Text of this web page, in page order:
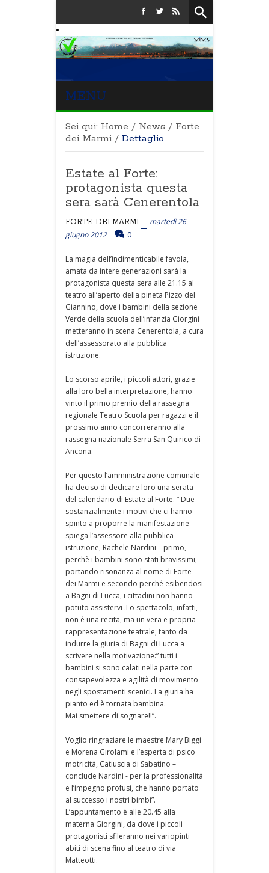
MENU
Sei qui: Home / News / Forte
dei Marmi / Dettaglio
Estate al Forte:
protagonista questa
sera sarà Cenerentola
FORTE DEI MARMI
martedì 26
giugno 2012
0
La magia dell’indimenticabile favola,
amata da intere generazioni sarà la
protagonista questa sera alle 21.15 al
teatro all’aperto della pineta Pizzo del
Giannino, dove i bambini della sezione
Verde della scuola dell’infanzia Giorgini
metteranno in scena Cenerentola, a cura
dell’assessorato alla pubblica
istruzione.
Lo scorso aprile, i piccoli attori, grazie
alla loro bella interpretazione, hanno
vinto il primo premio della rassegna
regionale Teatro Scuola per ragazzi e il
prossimo anno concorreranno alla
rassegna nazionale Serra San Quirico di
Ancona.
Per questo l’amministrazione comunale
ha deciso di dedicare loro una serata
del calendario di Estate al Forte. “ Due -
sostanzialmente i motivi che ci hanno
spinto a proporre la manifestazione –
spiega l’assessore alla pubblica
istruzione, Rachele Nardini – primo,
perchè i bambini sono stati bravissimi,
portando risonanza al nome di Forte
dei Marmi e secondo perché esibendosi
a Bagni di Lucca, i cittadini non hanno
potuto assistervi .Lo spettacolo, infatti,
non è una recita, ma un vera e propria
rappresentazione teatrale, tanto da
indurre la giuria di Bagni di Lucca a
scrivere nella motivazione:” tutti i
bambini si sono calati nella parte con
consapevolezza e agilità di movimento
negli spostamenti scenici. La giuria ha
pianto ed è tornata bambina.
Mai smettere di sognare!!”.
Voglio ringraziare le maestre Mary Biggi
e Morena Girolami e l’esperta di psico
motricità, Catiuscia di Sabatino –
conclude Nardini - per la professionalità
e l’impegno profusi, che hanno portato
al successo i nostri bimbi”.
L’appuntamento è alle 20.45 alla
materna Giorgini, da dove i piccoli
protagonisti sfileranno nei variopinti
abiti di scena fino al teatro di via
Matteotti.